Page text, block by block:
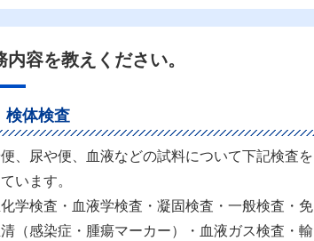
内容を教えください。
検体検査
、尿や便、血液などの試料について下記検査を
います。
学検査・血液学検査・凝固検査・一般検査・免
（感染症・腫瘍マーカー）・血液ガス検査・輸